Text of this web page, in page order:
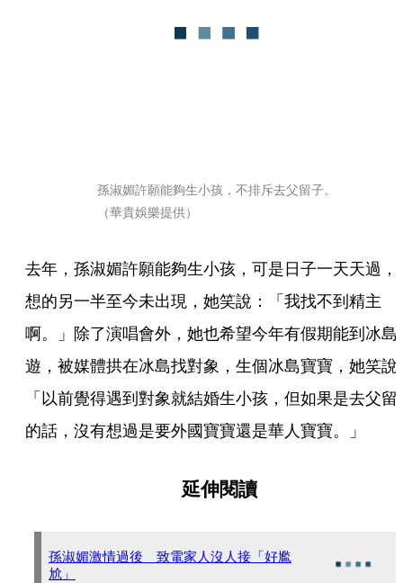
孫淑媚許願能夠生小孩，不排斥去父留子。
（華貴娛樂提供）
去年，孫淑媚許願能夠生小孩，可是日子一天天過，
想的另一半至今未出現，她笑說：「我找不到精主
啊。」除了演唱會外，她也希望今年有假期能到冰島
遊，被媒體拱在冰島找對象，生個冰島寶寶，她笑說
「以前覺得遇到對象就結婚生小孩，但如果是去父留
的話，沒有想過是要外國寶寶還是華人寶寶。」
延伸閱讀
孫淑媚激情過後 致電家人沒人接「好尷
尬」